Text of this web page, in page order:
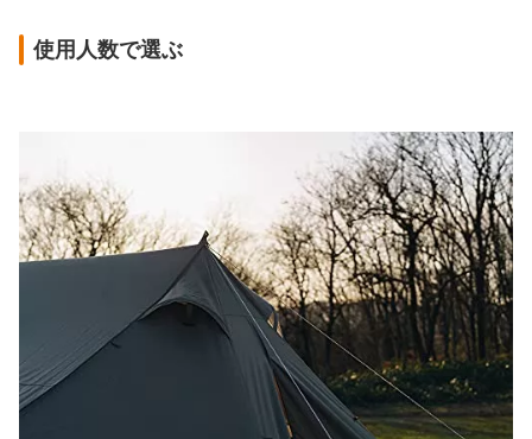
使用人数で選ぶ